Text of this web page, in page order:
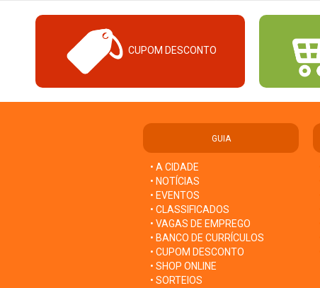
CUPOM DESCONTO
GUIA
• A CIDADE
• NOTÍCIAS
• EVENTOS
• CLASSIFICADOS
• VAGAS DE EMPREGO
• BANCO DE CURRÍCULOS
• CUPOM DESCONTO
• SHOP ONLINE
• SORTEIOS